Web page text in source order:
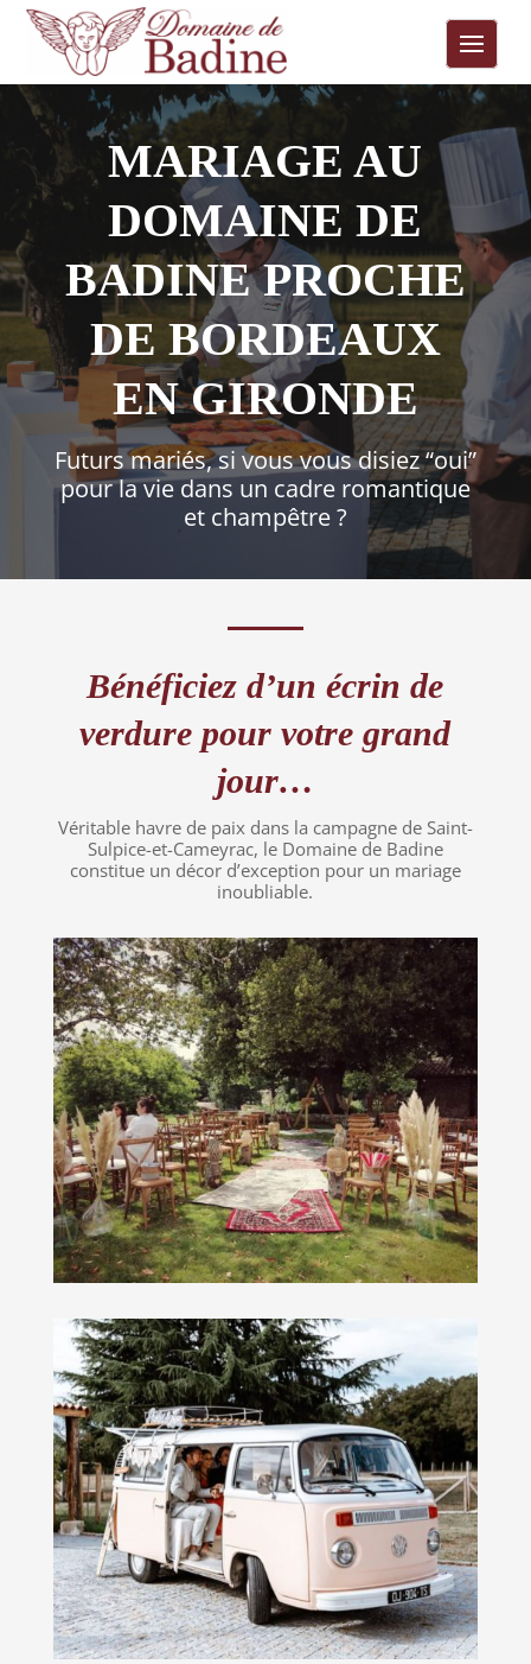
MARIAGE AU
DOMAINE DE
BADINE PROCHE
DE BORDEAUX
EN GIRONDE
Futurs mariés, si vous vous disiez “oui”
pour la vie dans un cadre romantique
et champêtre ?
Bénéficiez d’un écrin de
verdure pour votre grand
jour…
Véritable havre de paix dans la campagne de Saint-
Sulpice-et-Cameyrac, le Domaine de Badine
constitue un décor d’exception pour un mariage
inoubliable.